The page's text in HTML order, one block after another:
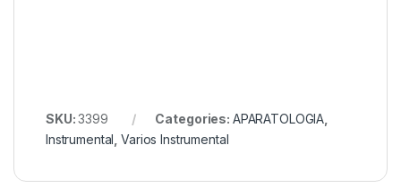
SKU:3399 Categories: APARATOLOGIA
Instrumental ,Varios Instrumental